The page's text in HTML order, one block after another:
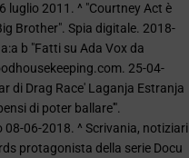
luglio 2011. ^ "Courtney Act è
Brother". Spia digitale. 2018-
b "Fatti su Ada Vox da
25-04-
di Drag Race' Laganja Estranja
di poter ballare'".
06-2018. ^ Scrivania, notiziari
protagonista della serie Docu